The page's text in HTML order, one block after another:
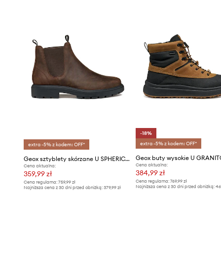
wysuwała się podczas ruchu.
- Klasyczne sznurowanie umożliwia indywidualne
- Gumowa podeszwa zewnętrzna jest wytrzymała i
extra -5% z kodem: OFF*
Geox sztyblety skórzane U SPHERICA EC7
Cena aktualna:
359,99 zł
Cena regularna: 759,99 zł
Najniższa cena z 30 dni przed obniżką: 379,99 zł
-18%
extra -5% z kodem: OFF*
Cena aktualna:
384,99 zł
Cena regularna:769,99 zł
Najniższa cena z 30 dni przed obniżką: